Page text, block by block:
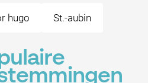
hugo St.-aubin